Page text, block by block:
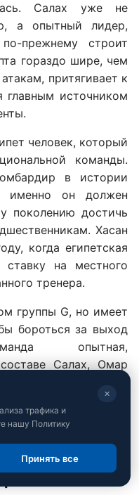
Салах уже не
а опытный лидер,
прежнему строит
гораздо шире, чем
притягивает к
главным источником
человек, который
команды.
в истории
именно он должен
поколению достичь
Хасан
когда египетская
на местного
тренера.
группы G, но имеет
бороться за выход
опытная,
Салах, Омар
и привыкли к
и
✕
трафика и
нашу Политику
Принять все